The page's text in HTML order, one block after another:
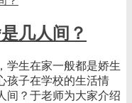
几人间？
学生在家一般都是娇生
孩子在学校的生活情
间？于老师为大家介绍